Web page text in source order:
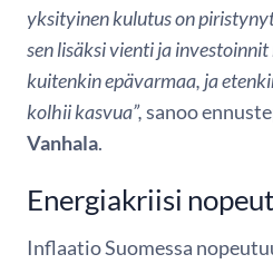
yksityinen kulutus on
sen lisäksi vienti ja
kuitenkin epävarmaa, ja
kolhii kasvua”,sanoo
Vanhala.
Energiakriisi
Inflaatio Suomessa